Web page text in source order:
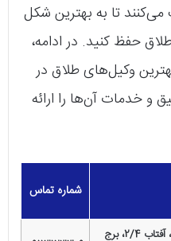
تا به بهترین شکل
حفظ کنید. در ادامه،
را با 10 نفر از بهترین وکیل‌های طلاق در
و خدمات آن‌ها را ارائه
شماره تماس
آمل، خیابان امام خمینی، آفتاب 2/4، برج